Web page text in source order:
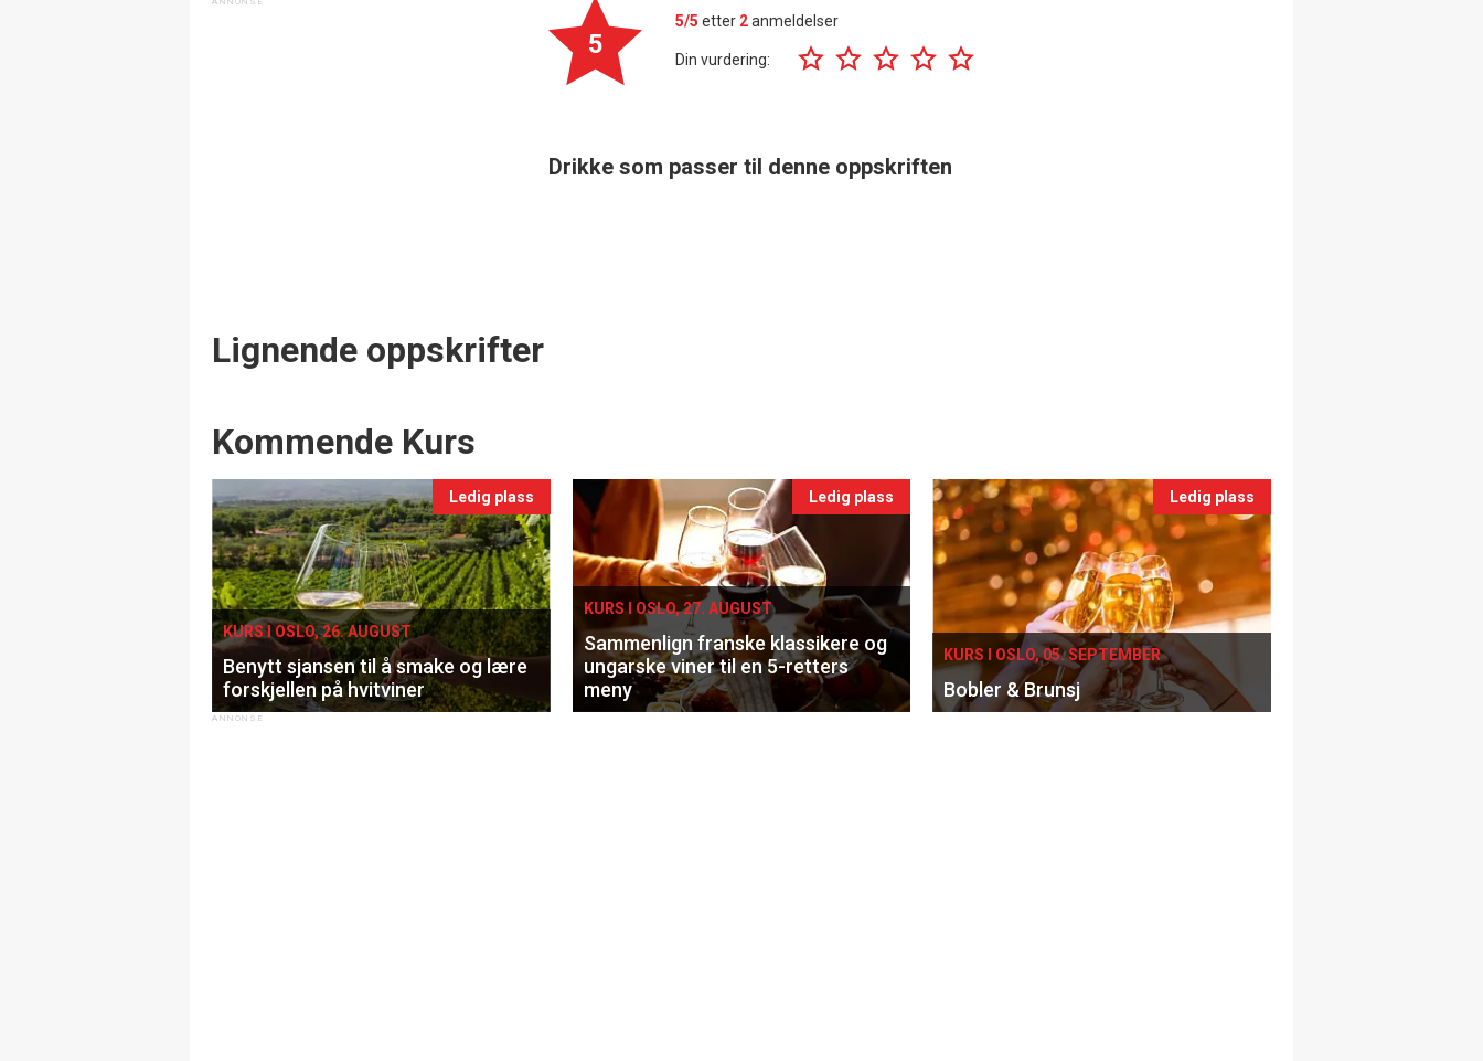
5
5/5 etter 2anmeldelser
Din vurdering:
Drikke som passer til denne oppskriften
Lignende oppskrifter
Events
Kommende Kurs
Ledig plass
KURS I OSLO, 26. AUGUST
Benytt sjansen til å smake og lære
forskjellen på hvitviner
Ledig plass
KURS I OSLO, 27. AUGUST
Sammenlign franske klassikere og
ungarske viner til en 5-retters
meny
Ledig plass
KURS I OSLO, 05. SEPTEMBER
Bobler & Brunsj